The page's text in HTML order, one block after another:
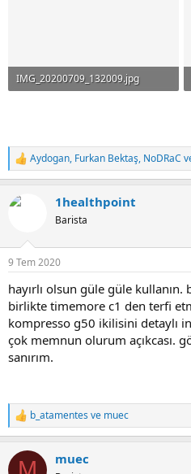
IMG_20200709_132009.jpg
T
e
k
Aydogan, Furkan Bektaş, NoDRaC
1healthpoint
Barista
9 Tem 2020
hayırlı olsun güle güle
birlikte timemore c1 den terfi
kompresso g50 ikilisini detaylı
çok memnun olurum açıkcası.
sanırım.
T
e
k
b_atamentes ve muec
muec